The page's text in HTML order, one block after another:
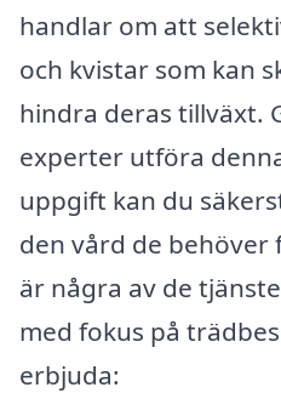
handlar om att
och kvistar som kan
hindra deras tillväxt.
experter utföra
uppgift kan du
den vård de
är några av de
med fokus på
erbjuda: